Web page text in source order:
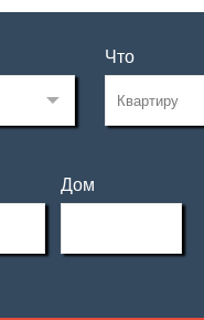
Что
Дом